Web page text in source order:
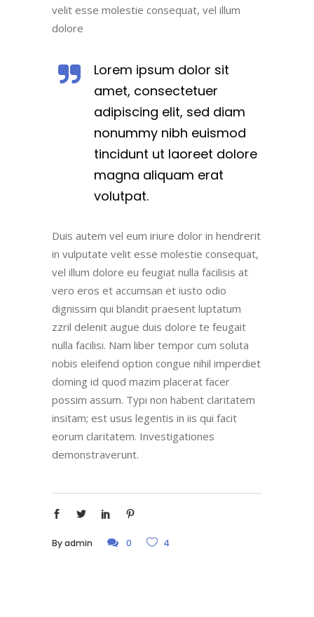
velit esse molestie consequat, vel illum
dolore
Lorem ipsum dolor sit
amet, consectetuer
adipiscing elit, sed diam
nonummy nibh euismod
tincidunt ut laoreet dolore
magna aliquam erat
volutpat.
Duis autem vel eum iriure dolor in hendrerit
in vulputate velit esse molestie consequat,
vel illum dolore eu feugiat nulla facilisis at
vero eros et accumsan et iusto odio
dignissim qui blandit praesent luptatum
zzril delenit augue duis dolore te feugait
nulla facilisi. Nam liber tempor cum soluta
nobis eleifend option congue nihil imperdiet
doming id quod mazim placerat facer
possim assum. Typi non habent claritatem
insitam; est usus legentis in iis qui facit
eorum claritatem. Investigationes
demonstraverunt.
Byadmin 0 4